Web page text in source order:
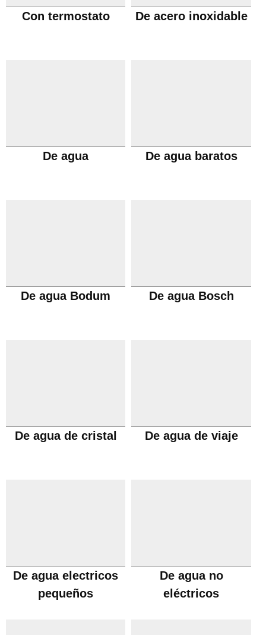
Con termostato De acero inoxidable
De agua De agua baratos
De agua Bodum De agua Bosch
De agua de cristal De agua de viaje
De agua electricos
pequeños
De agua no
eléctricos